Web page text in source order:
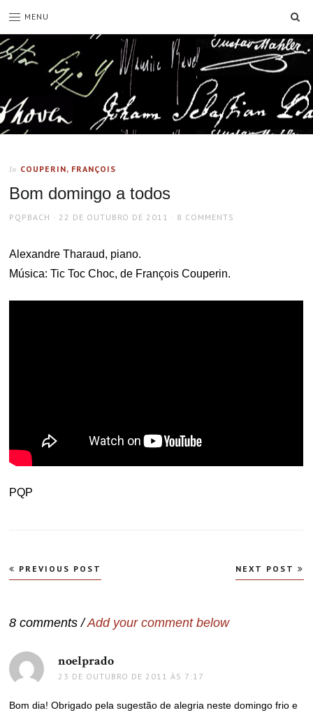
MENU
In COUPERIN, FRANÇOIS
Bom domingo a todos
AUTHOR
PQPBACH
POSTED
22 DE OUTUBRO DE 2011 8 COMMENTS
Alexandre Tharaud, piano.
Música: Tic Toc Choc, de François Couperin.
PQP
Navegação
de
PREVIOUS POST NEXT POST
8 comments /Add your comment below
noelprado
23 DE OUTUBRO DE 2011 ÀS 7:17
Bom dia! Obrigado pela sugestão de alegria neste domingo frio e